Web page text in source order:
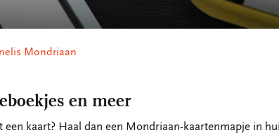
Mondriaan
en meer
een kaart? Haal dan een Mondriaan-kaartenmapje in